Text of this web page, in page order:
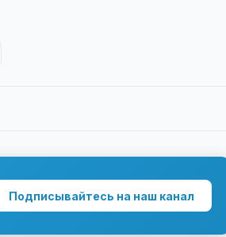
Подписывайтесь на наш канал